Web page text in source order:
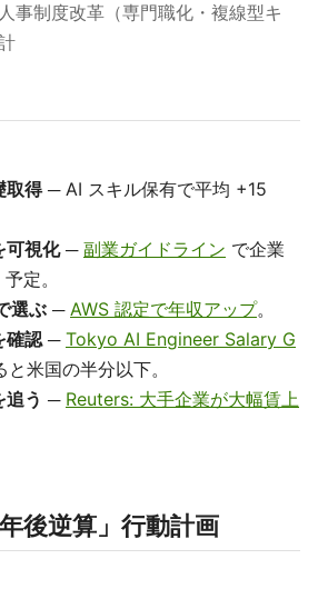
事制度改革（専門職化・複線型キ
取得─ AI スキル保有で平均 +15
可視化─ 副業ガイドライン で企業
定。
選ぶ ─ AWS 認定で年収アップ。
確認─ Tokyo AI Engineer Salary G
と米国の半分以下。
う ─ Reuters: 大手企業が大幅賃上
後逆算」行動計画